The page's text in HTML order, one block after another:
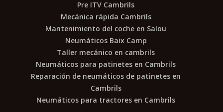
Pre ITV Cambrils
Mecánica rápida Cambrils
Mantenimiento del coche en Salou
Neumáticos Baix Camp
Taller mecánico en cambrils
Neumáticos para patinetes en Cambrils
Reparación de neumáticos de patinetes en
Cambrils
Neumáticos para tractores en Cambrils